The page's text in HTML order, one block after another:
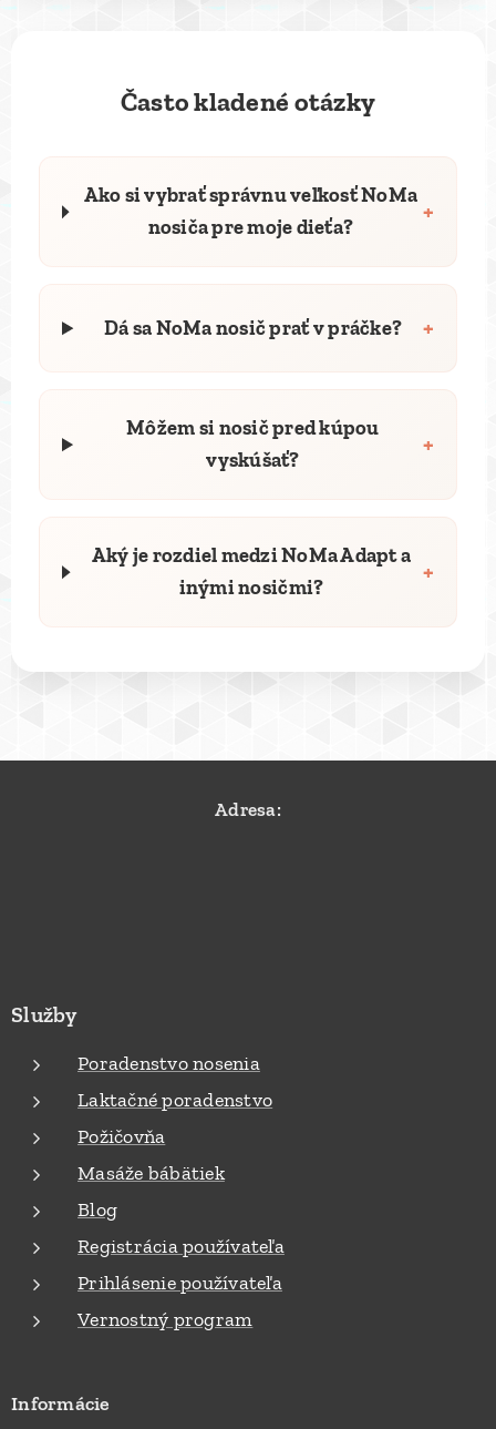
Často kladené otázky
Ako si vybrať správnu veľkosť NoMa
nosiča pre moje dieťa?
+
Dá sa NoMa nosič prať v práčke? +
Môžem si nosič pred kúpou
vyskúšať?
+
Aký je rozdiel medzi NoMa Adapt a
inými nosičmi?
+
Adresa:
Služby
Poradenstvo nosenia
Laktačné poradenstvo
Požičovňa
Masáže bábätiek
Blog
Registrácia používateľa
Prihlásenie používateľa
Vernostný program
Informácie